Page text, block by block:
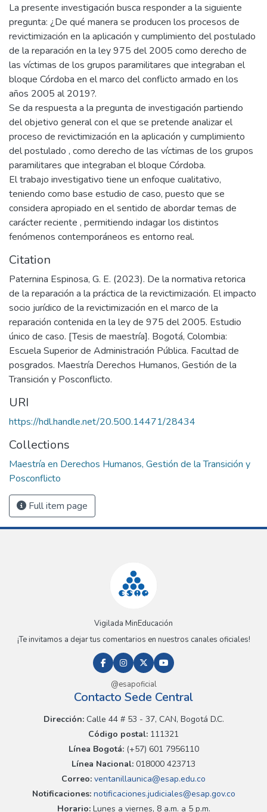
La presente investigación busca responder a la siguiente
pregunta: ¿De qué manera se producen los procesos de
revictimización en la aplicación y cumplimiento del postulado
de la reparación en la ley 975 del 2005 como derecho de
las víctimas de los grupos paramilitares que integraban el
bloque Córdoba en el marco del conflicto armado en los
años 2005 al 2019?.
Se da respuesta a la pregunta de investigación partiendo
del objetivo general con el que se pretende analizar el
proceso de revictimización en la aplicación y cumplimiento
del postulado , como derecho de las víctimas de los grupos
paramilitares que integraban el bloque Córdoba.
El trabajo investigativo tiene un enfoque cualitativo,
teniendo como base estudio de caso, puesto que se
considera apropiado en el sentido de abordar temas de
carácter reciente , permitiendo indagar los distintos
fenómenos contemporáneos es entorno real.
Citation
Paternina Espinosa, G. E. (2023). De la normativa retorica
de la reparación a la práctica de la revictimización. El impacto
socio jurídico de la revictimización en el marco de la
reparación contenida en la ley de 975 del 2005. Estudio
único de caso. [Tesis de maestría]. Bogotá, Colombia:
Escuela Superior de Administración Pública. Facultad de
posgrados. Maestría Derechos Humanos, Gestión de la
Transición y Posconflicto.
URI
https://hdl.handle.net/20.500.14471/28434
Collections
Maestría en Derechos Humanos, Gestión de la Transición y
Posconflicto
Full item page
Vigilada MinEducación
¡Te invitamos a dejar tus comentarios en nuestros canales oficiales!
@esapoficial
Contacto Sede Central
Dirección:Calle 44 # 53 - 37, CAN, Bogotá D.C.
Código postal: 111321
Línea Bogotá:(+57) 601 7956110
Línea Nacional: 018000 423713
Correo: ventanillaunica@esap.edu.co
Notificaciones:notificaciones.judiciales@esap.gov.co
Horario:Lunes a viernes, 8 a.m. a 5 p.m.